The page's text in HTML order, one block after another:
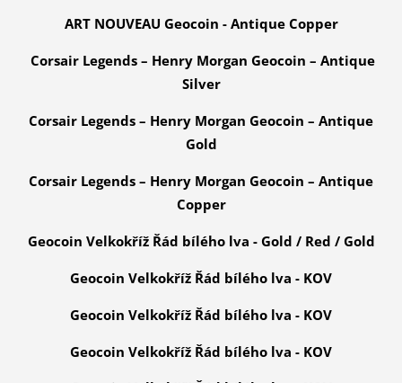
ART NOUVEAU Geocoin - Antique Copper
Corsair Legends – Henry Morgan Geocoin – Antique
Silver
Corsair Legends – Henry Morgan Geocoin – Antique
Gold
Corsair Legends – Henry Morgan Geocoin – Antique
Copper
Geocoin Velkokříž Řád bílého lva - Gold / Red / Gold
Geocoin Velkokříž Řád bílého lva - KOV
Geocoin Velkokříž Řád bílého lva - KOV
Geocoin Velkokříž Řád bílého lva - KOV